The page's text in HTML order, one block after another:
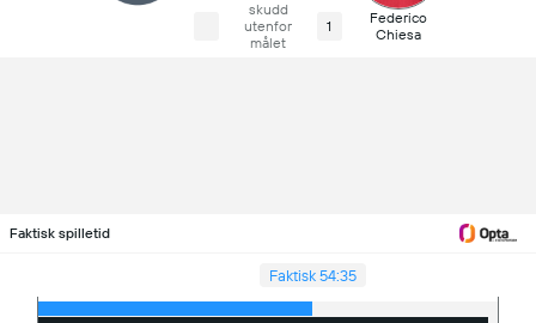
skudd
utenfor
målet
1
Federico
Chiesa
Faktisk spilletid
Faktisk 54:35